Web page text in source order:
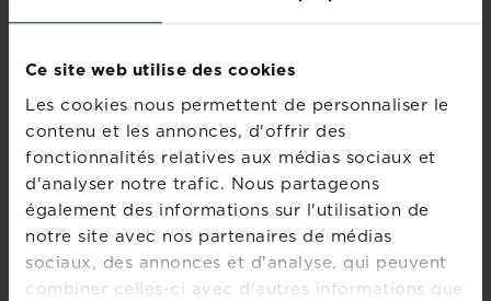
Ce site web utilise des cookies
Les cookies nous permettent de personnaliser le
contenu et les annonces, d'offrir des
fonctionnalités relatives aux médias sociaux et
d'analyser notre trafic. Nous partageons
également des informations sur l'utilisation de
notre site avec nos partenaires de médias
sociaux, des annonces et d'analyse, qui peuvent
combiner celles-ci avec d'autres informations que
elles
le
regard
dans
votre
intérieur.
Si
vous
gardez
une
orchidée
Entretien de l’Aloe vera
En savoir plussur Entretien de l’Aloe
Comment entretient-on
les cactées ?
En savoir plussur Comment entretient-